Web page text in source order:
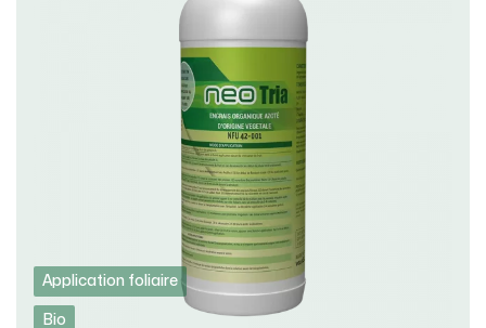
Application foliaire
Bio